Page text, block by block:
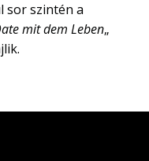
sor szintén a
mit dem Leben„